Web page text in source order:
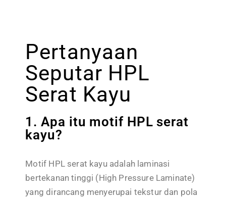
Pertanyaan
Seputar HPL
Serat Kayu
1. Apa itu motif HPL serat
kayu?
Motif HPL serat kayu adalah laminasi
bertekanan tinggi (High Pressure Laminate)
yang dirancang menyerupai tekstur dan pola